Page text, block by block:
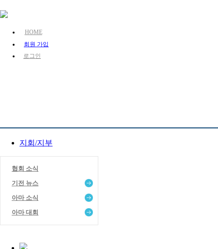
HOME
회원 가입
로그인
지회/지부
협회 소식
기전 뉴스
아마 소식
아마 대회